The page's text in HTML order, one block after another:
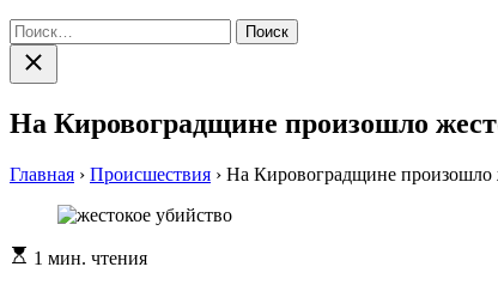
Найти:
Закрыть
поиск
На Кировоградщине произошло
Главная › Происшествия › На Кировоградщине произошло
Расчетное
1 мин. чтения